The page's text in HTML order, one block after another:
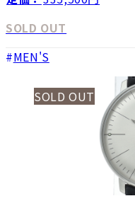
SOLD OUT
MEN'S
SOLD OUT